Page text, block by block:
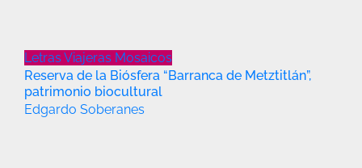
Letras Viajeras Mosaicos
Reserva de la Biósfera “Barranca de Metztitlán”,
patrimonio biocultural
Edgardo Soberanes